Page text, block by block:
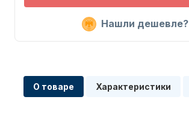
Винты
Нашли дешевле?
О товаре Характеристики